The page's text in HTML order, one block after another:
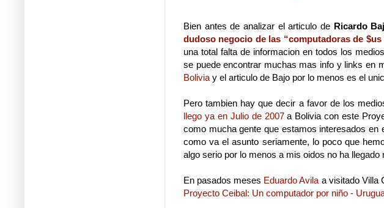
Bien antes de analizar el articulo de Ricardo
dudoso negocio de las “computadoras de $us
una total falta de informacion en todos los
se puede encontrar muchas mas info y links en
Bolivia y el articulo de Bajo por lo menos es el
Pero tambien hay que decir a favor de los
llego ya en Julio de 2007a Bolivia con este
como mucha gente que estamos interesados en
como va el asunto seriamente, lo poco que
algo serio por lo menos a mis oidos no ha llegado
En pasados meses Eduardo Avila a visitado Villa
Proyecto Ceibal: Un computador por niño -